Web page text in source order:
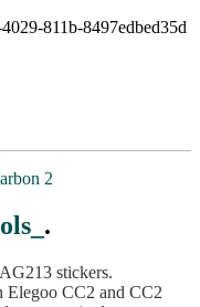
811b-8497edbed35d
2
.
stickers.
Elegoo CC2 and CC2